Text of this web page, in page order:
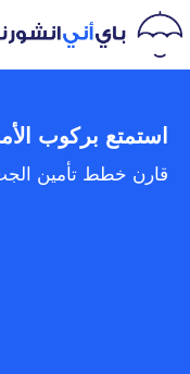
استمتع بركوب
قارن خطط تأمين